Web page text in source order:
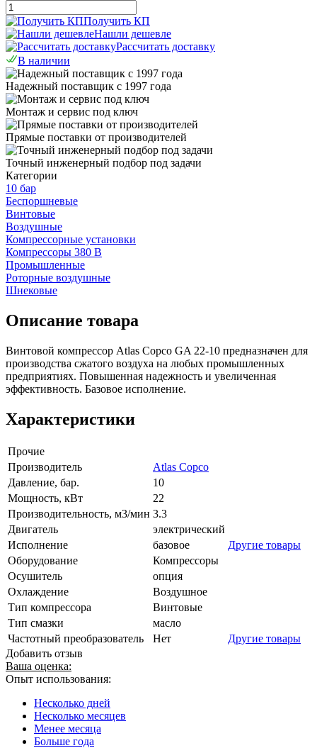
Получить КП
Нашли дешевле
Рассчитать доставку
В наличии
Надежный поставщик с 1997 года
Монтаж и сервис под ключ
Прямые поставки от производителей
Точный инженерный подбор под задачи
Категории
10 бар
Беспоршневые
Винтовые
Воздушные
Компрессорные установки
Компрессоры 380 В
Промышленные
Роторные воздушные
Шнековые
Описание товара
Винтовой компрессор Atlas Copco GA 22-10 предназначен для
производства сжатого воздуха на любых промышленных
предприятиях. Повышенная надежность и увеличенная
эффективность. Базовое исполнение.
Характеристики
Прочие
Производитель
Atlas Copco
Давление, бар.
10
Мощность, кВт
22
Производительность, м3/мин 3.3
Двигатель
электрический
Исполнение
базовое
Другие товары
Оборудование
Компрессоры
Осушитель
опция
Охлаждение
Воздушное
Тип компрессора
Винтовые
Тип смазки
масло
Частотный преобразователь
Нет
Другие товары
Добавить отзыв
Ваша оценка:
Опыт использования:
Несколько дней
Несколько месяцев
Менее месяца
Больше года